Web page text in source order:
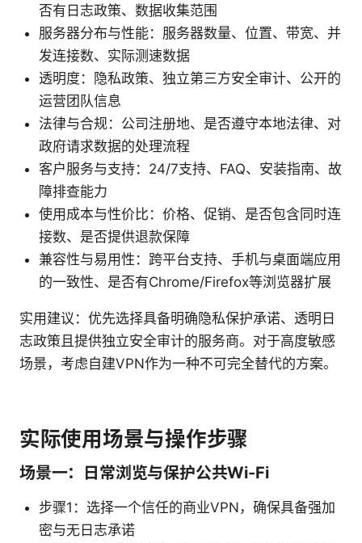
否有日志政策、数据收集范围
服务器分布与性能：服务器数量、位置、带宽、并
发连接数、实际测速数据
透明度：隐私政策、独立第三方安全审计、公开的
运营团队信息
法律与合规：公司注册地、是否遵守本地法律、对
政府请求数据的处理流程
客户服务与支持：24/7支持、FAQ、安装指南、故
障排查能力
使用成本与性价比：价格、促销、是否包含同时连
接数、是否提供退款保障
兼容性与易用性：跨平台支持、手机与桌面端应用
的一致性、是否有Chrome/Firefox等浏览器扩展
实用建议：优先选择具备明确隐私保护承诺、透明日
志政策且提供独立安全审计的服务商。对于高度敏感
场景，考虑自建VPN作为一种不可完全替代的方案。
实际使用场景与操作步骤
场景一：日常浏览与保护公共Wi-Fi
步骤1：选择一个信任的商业VPN，确保具备强加
密与无日志承诺